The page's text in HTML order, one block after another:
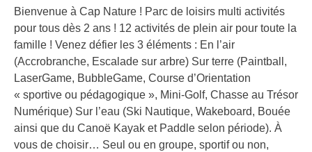
Bienvenue à Cap Nature ! Parc de loisirs multi activités
pour tous dès 2 ans ! 12 activités de plein air pour toute la
famille ! Venez défier les 3 éléments : En l’air
(Accrobranche, Escalade sur arbre) Sur terre (Paintball,
LaserGame, BubbleGame, Course d’Orientation
« sportive ou pédagogique », Mini-Golf, Chasse au Trésor
Numérique) Sur l’eau (Ski Nautique, Wakeboard, Bouée
ainsi que du Canoë Kayak et Paddle selon période). À
vous de choisir… Seul ou en groupe, sportif ou non,